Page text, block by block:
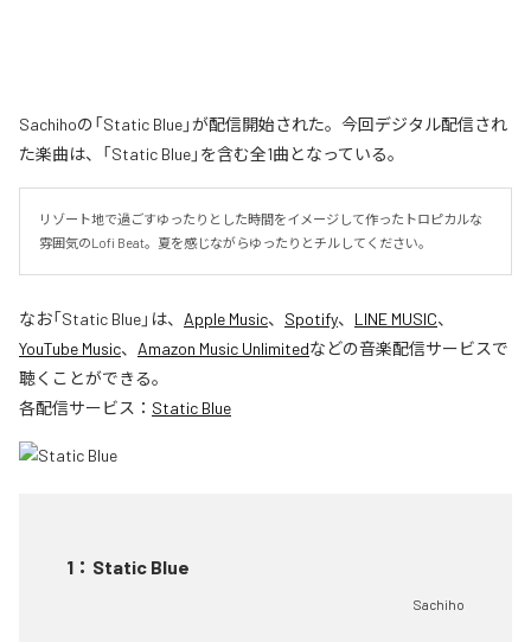
Sachihoの「Static Blue」が配信開始された。今回デジタル配信され
た楽曲は、「Static Blue」を含む全1曲となっている。
リゾート地で過ごすゆったりとした時間をイメージして作ったトロピカルな
雰囲気のLofi Beat。夏を感じながらゆったりとチルしてください。
なお「Static Blue」は、 Apple Music、 Spotify、 LINE MUSIC、
YouTube Music、 Amazon Music Unlimitedなどの音楽配信サービスで
聴くことができる。
各配信サービス： Static Blue
1 ： Static Blue
Sachiho